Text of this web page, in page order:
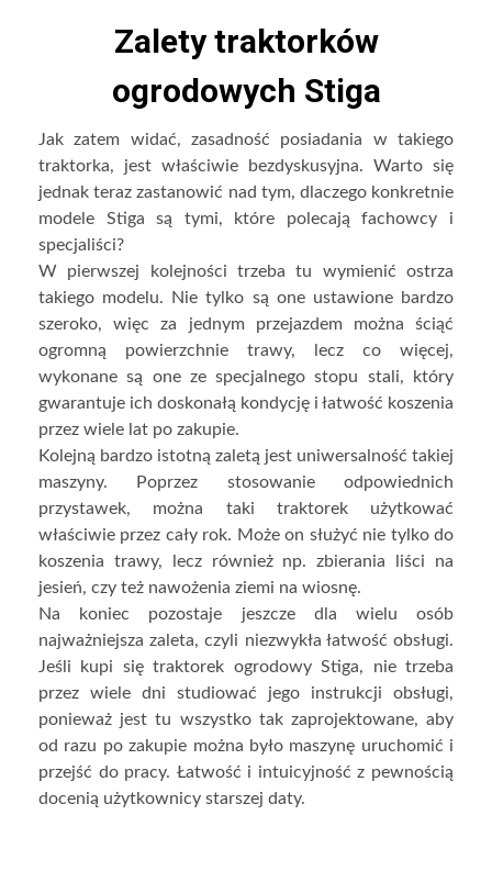
Zalety traktorków
ogrodowych Stiga
Jak zatem widać, zasadność posiadania w takiego
traktorka, jest właściwie bezdyskusyjna. Warto się
jednak teraz zastanowić nad tym, dlaczego konkretnie
modele Stiga są tymi, które polecają fachowcy i
specjaliści?
W pierwszej kolejności trzeba tu wymienić ostrza
takiego modelu. Nie tylko są one ustawione bardzo
szeroko, więc za jednym przejazdem można ściąć
ogromną powierzchnie trawy, lecz co więcej,
wykonane są one ze specjalnego stopu stali, który
gwarantuje ich doskonałą kondycję i łatwość koszenia
przez wiele lat po zakupie.
Kolejną bardzo istotną zaletą jest uniwersalność takiej
maszyny. Poprzez stosowanie odpowiednich
przystawek, można taki traktorek użytkować
właściwie przez cały rok. Może on służyć nie tylko do
koszenia trawy, lecz również np. zbierania liści na
jesień, czy też nawożenia ziemi na wiosnę.
Na koniec pozostaje jeszcze dla wielu osób
najważniejsza zaleta, czyli niezwykła łatwość obsługi.
Jeśli kupi się traktorek ogrodowy Stiga, nie trzeba
przez wiele dni studiować jego instrukcji obsługi,
ponieważ jest tu wszystko tak zaprojektowane, aby
od razu po zakupie można było maszynę uruchomić i
przejść do pracy. Łatwość i intuicyjność z pewnością
docenią użytkownicy starszej daty.